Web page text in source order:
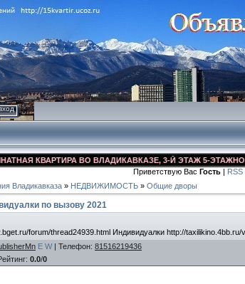
КВАРТИРА ВО ВЛАДИКАВКАЗЕ, 3-Й ЭТАЖ 5-
Приветствую Вас Гость | RSS
Владикавказа » НЕДВИЖИМОСТЬ » Общие дворы
по вызову 2021
forum/thread24939.html Индивидуалки http://taxilikino.4bb.ru/
E W | Телефон: 81516219436
: 0.0/0